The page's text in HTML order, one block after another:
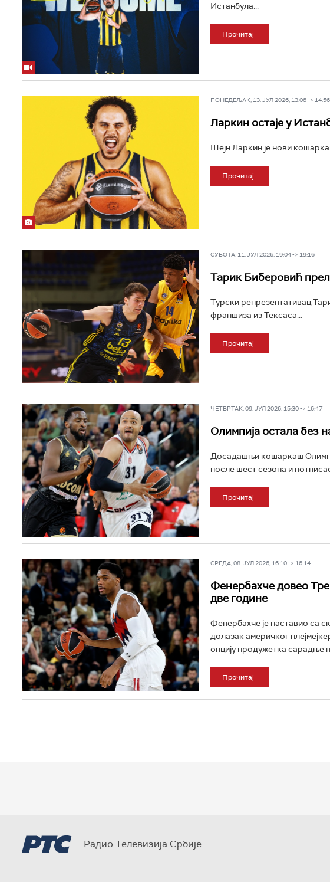
Истанбула...
Прочитај
ПОНЕДЕЉАК, 13. ЈУЛ 2026, 13:06 -> 14:56
Ларкин остаје у
Шејн Ларкин је нови
Прочитај
СУБОТА, 11. ЈУЛ 2026, 19:04 -> 19:16
Тарик Биберовић
Турски репрезентативац
франшиза из Тексаса...
Прочитај
ЧЕТВРТАК, 09. ЈУЛ 2026, 15:30 -> 16:47
Олимпија остала без
Досадашњи кошаркаш
после шест сезона и
Прочитај
СРЕДА, 08. ЈУЛ 2026, 16:10 -> 16:14
Фенербахче довео
две године
Фенербахче је наставио са
долазак америчког
опцију продужетка сарадње
Прочитај
Радио Телевизија Србије